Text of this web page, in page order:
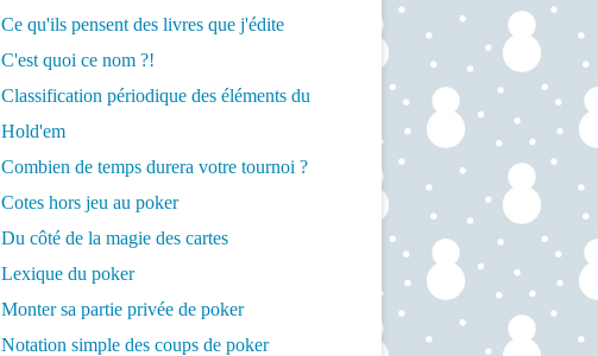
Ce qu'ils pensent des livres que j'édite
C'est quoi ce nom ?!
Classification périodique des éléments du
Hold'em
Combien de temps durera votre tournoi ?
Cotes hors jeu au poker
Du côté de la magie des cartes
Lexique du poker
Monter sa partie privée de poker
Notation simple des coups de poker